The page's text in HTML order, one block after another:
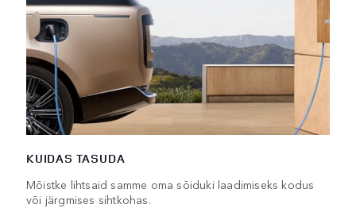
KUIDAS TASUDA
Mõistke lihtsaid samme oma sõiduki laadimiseks kodus
või järgmises sihtkohas.